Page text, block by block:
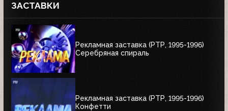
ЗАСТАВКИ
Рекламная заставка (РТР, 1995-1996)
Серебряная спираль
Рекламная заставка (РТР, 1995-1996)
Конфетти